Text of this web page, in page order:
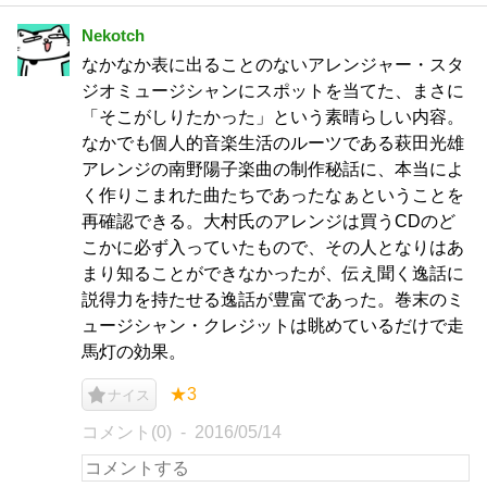
Nekotch
なかなか表に出ることのないアレンジャー・スタ
ジオミュージシャンにスポットを当てた、まさに
「そこがしりたかった」という素晴らしい内容。
なかでも個人的音楽生活のルーツである萩田光雄
アレンジの南野陽子楽曲の制作秘話に、本当によ
く作りこまれた曲たちであったなぁということを
再確認できる。大村氏のアレンジは買うCDのど
こかに必ず入っていたもので、その人となりはあ
まり知ることができなかったが、伝え聞く逸話に
説得力を持たせる逸話が豊富であった。巻末のミ
ュージシャン・クレジットは眺めているだけで走
馬灯の効果。
ナイス ★3
コメント(0) 2016/05/14